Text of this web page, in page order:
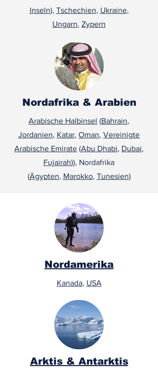
Inseln), Tschechien, Ukraine,
Ungarn, Zypern
Nordafrika & Arabien
Arabische Halbinsel (Bahrain,
Jordanien, Katar, Oman, Vereinigte
Arabische Emirate (Abu Dhabi, Dubai,
Fujairah)), Nordafrika
(Ägypten, Marokko, Tunesien)
Nordamerika
Kanada, USA
Arktis & Antarktis